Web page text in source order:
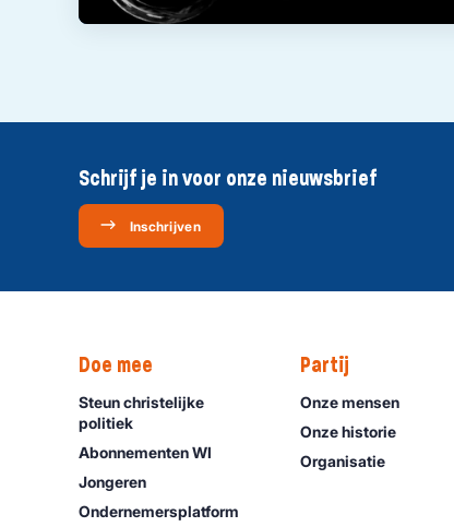
Schrijf je in voor onze nieuwsbrief
Inschrijven
Doe mee
Steun christelijke
politiek
Abonnementen WI
Jongeren
Ondernemers­platform
Partij
Onze mensen
Onze historie
Organisatie